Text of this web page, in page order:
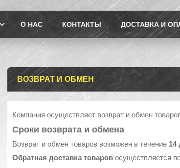
О НАС КОНТАКТЫ ДОСТАВКА И
ВОЗВРАТ И ОБМЕН
Компания осуществляет возврат и обмен
Сроки возврата и обмена
Возврат и обмен товаров возможен в течение 14
Обратная доставка товаров осуществляется